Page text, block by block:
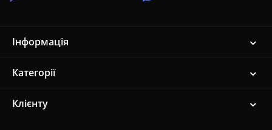
Інформація
Категорії
Клієнту